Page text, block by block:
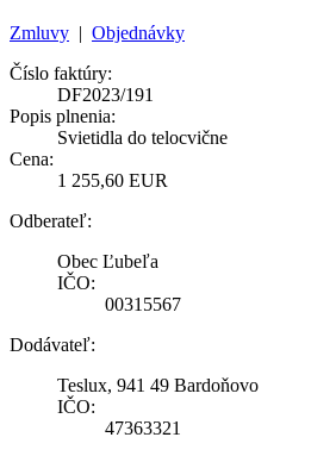
Zmluvy | Objednávky
Číslo faktúry:
DF2023/191
Popis plnenia:
Svietidla do telocvične
Cena:
1 255,60 EUR
Odberateľ:
Obec Ľubeľa
IČO:
00315567
Dodávateľ:
Teslux, 941 49 Bardoňovo
IČO:
47363321